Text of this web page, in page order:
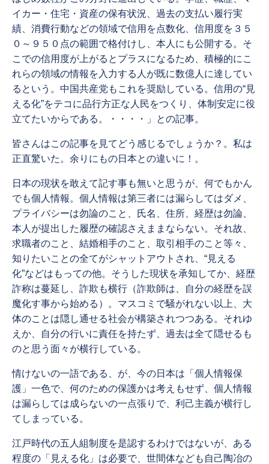
イカー・住宅・資産の保有状況、過去の支払い履行実
績、消費行動などの領域で信用を点数化、信用度を３５
０～９５０点の範囲で格付けし、本人にも公開する。そ
こでの信用度が上がるとプラスになるため、積極的にこ
れらの領域の情報を入力する人が既に数億人に達してい
るという。中国共産党もこれを奨励している。信用の“見
える化”をテコに品行方正な人民をつくり、体制安定に役
立てたいからである。・・・・」との記事。
皆さんはこの記事を見てどう感じるでしょうか？。私は
正直驚いた。余りにもの日本との違いに！。
日本の現状を敢えて記す事も無いと思うが、何でもかん
でも個人情報。個人情報は第三者には漏らしてはダメ、
プライバシーは勿論のこと、氏名、住所、経歴は勿論、
本人が提出した履歴の確認さえままならない。それ故、
求職者のこと、結婚相手のこと、取引相手のこと等々、
知りたいことの全てがシャットアウトされ、“見える
化”などはもっての他。そうした現状を承知してか、経歴
詐称は蔓延し、詐欺も横行（詐欺師は、自分の経歴を誤
魔化す事から始める）。マスコミで騒がれない以上、大
体のことは隠し通せる社会が構築されつつある。それゆ
えか、自分の行いに責任を持たず、過去は全て隠せるも
のと思う面々が横行している。
情けないの一語である、が、今の日本は「個人情報保
護」一色で、何のための保護かは考えもせず、個人情報
は漏らしては成らないの一点張りで、利己主義が横行し
てしまっている。
江戸時代の五人組制度を是認するわけではないが、ある
程度の「見える化」は必要で、世間体なども自己陶冶の